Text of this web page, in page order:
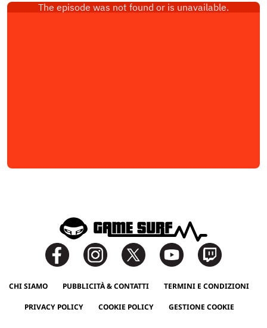
CHI SIAMO PUBBLICITÀ & CONTATTI TERMINI E CONDIZIONI
PRIVACY POLICY COOKIE POLICY GESTIONE COOKIE